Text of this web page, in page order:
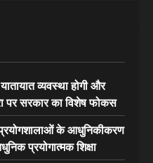
व्यवस्था होगी और
पर सरकार का विशेष फोकस
प्रयोगशालाओं के आधुनिकीकरण
प्रयोगात्मक शिक्षा